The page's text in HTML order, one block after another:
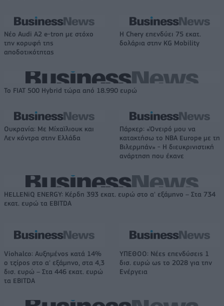
Νέο Audi A2 e-tron με στόχο
την κορυφή της
αποδοτικότητας
Η Chery επενδύει 75 εκατ.
δολάρια στην KG Mobility
Το FIAT 500 Hybrid τώρα από 18.990 ευρώ
Ουκρανία: Με Μίχαϊλιουκ και
Λεν κόντρα στην Ελλάδα
Πάρκερ: «Όνειρό μου να
κατακτήσω το ΝΒΑ Europe με τη
Βιλερμπάν» - Η διευκρινιστική
ανάρτηση που έκανε
HELLENiQ ENERGY: Κέρδη 393 εκατ. ευρώ στο α' εξάμηνο – Στα 734
εκατ. ευρώ τα EBITDA
Viohalco: Αυξημένος κατά 14%
ο τζίρος στο α' εξάμηνο, στα 4,3
δισ. ευρώ – Στα 446 εκατ. ευρώ
τα EBITDA
ΥΠΕΘΟΟ: Νέες επενδύσεις 1
δισ. ευρώ ως το 2028 για την
Ενέργεια